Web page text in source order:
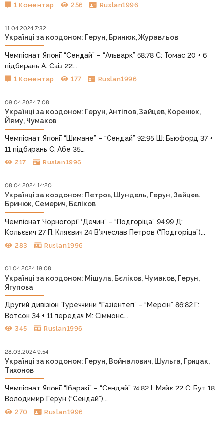
1 Коментар 256 Ruslan1996
11.04.2024 7:32
Українці за кордоном: Герун, Бринюк, Журавльов
Чемпіонат Японії “Сендай” – “Альварк” 68:78 С: Томас 20 + 6
підбирань А: Саіз 22...
1 Коментар 177 Ruslan1996
09.04.2024 7:08
Українці за кордоном: Герун, Антіпов, Зайцев, Коренюк,
Йяму, Чумаков
Чемпіонат Японії “Шимане” – “Сендай” 92:95 Ш: Бьюфорд 37 +
11 підбирань С: Абе 35...
217 Ruslan1996
08.04.2024 14:20
Українці за кордоном: Петров, Шундель, Герун, Зайцев.
Бринюк, Семерич, Бєліков
Чемпіонат Чорногорії “Дечин” – “Подгоріца” 94:99 Д:
Кольєвич 27 П: Кляєвич 24 В’ячеслав Петров (“Подгоріца”)...
283 Ruslan1996
01.04.2024 19:08
Українці за кордоном: Мішула, Бєліков, Чумаков, Герун,
Ягупова
Другий дивізіон Туреччини “Газіентеп” – “Мерсін” 86:82 Г:
Вотсон 34 + 11 передач М: Сіммонс...
345 Ruslan1996
28.03.2024 9:54
Українці за кордоном: Герун, Войналович, Шульга, Грицак,
Тихонов
Чемпіонат Японії “Ібаракі” – “Сендай” 74:82 І: Майє 22 С: Бут 18
Володимир Герун (“Сендай”)...
270 Ruslan1996